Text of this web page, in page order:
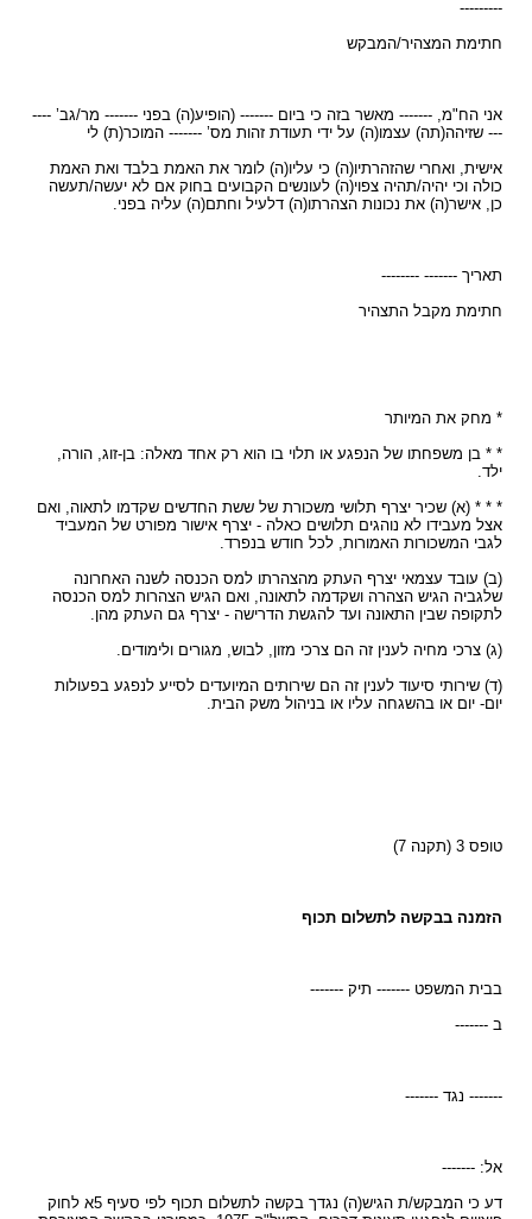
---------
חתימת המצהיר/המבקש
אני הח"מ, ------- מאשר בזה כי ביום ------- (הופיע(ה) בפני ------- מר/גב’ ----
--- שזיהה(תה) עצמו(ה) על ידי תעודת זהות מס’ ------- המוכר(ת) לי
אישית, ואחרי שהזהרתיו(ה) כי עליו(ה) לומר את האמת בלבד ואת האמת
כולה וכי יהיה/תהיה צפוי(ה) לעונשים הקבועים בחוק אם לא יעשה/תעשה
כן, אישר(ה) את נכונות הצהרתו(ה) דלעיל וחתם(ה) עליה בפני.
תאריך ------- --------
חתימת מקבל התצהיר
* מחק את המיותר
* * בן משפחתו של הנפגע או תלוי בו הוא רק אחד מאלה: בן-זוג, הורה,
ילד.
* * * (א) שכיר יצרף תלושי משכורת של ששת החדשים שקדמו לתאוה, ואם
אצל מעבידו לא נוהגים תלושים כאלה - יצרף אישור מפורט של המעביד
לגבי המשכורות האמורות, לכל חודש בנפרד.
(ב) עובד עצמאי יצרף העתק מהצהרתו למס הכנסה לשנה האחרונה
שלגביה הגיש הצהרה ושקדמה לתאונה, ואם הגיש הצהרות למס הכנסה
לתקופה שבין התאונה ועד להגשת הדרישה - יצרף גם העתק מהן.
(ג) צרכי מחיה לענין זה הם צרכי מזון, לבוש, מגורים ולימודים.
(ד) שירותי סיעוד לענין זה הם שירותים המיועדים לסייע לנפגע בפעולות
יום- יום או בהשגחה עליו או בניהול משק הבית.
טופס 3 (תקנה 7)
הזמנה בבקשה לתשלום תכוף
בבית המשפט ------- תיק -------
ב -------
------- נגד -------
אל: -------
דע כי המבקש/ת הגיש(ה) נגדך בקשה לתשלום תכוף לפי סעיף 5א לחוק